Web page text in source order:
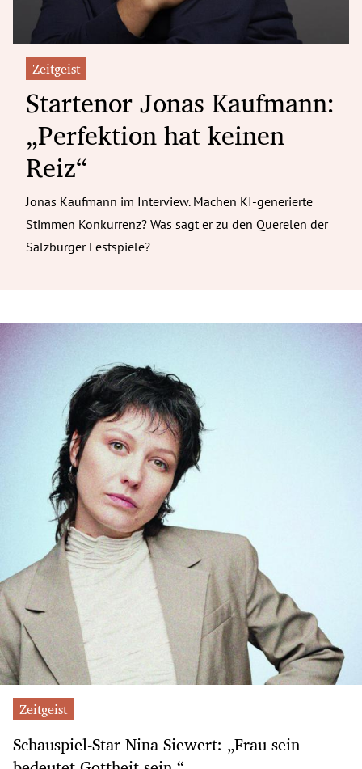
Zeitgeist
Startenor Jonas Kaufmann:
„Perfektion hat keinen
Reiz“
Jonas Kaufmann im Interview. Machen KI-generierte
Stimmen Konkurrenz? Was sagt er zu den Querelen der
Salzburger Festspiele?
Zeitgeist
Schauspiel-Star Nina Siewert: „Frau sein